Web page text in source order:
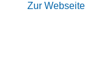
Zur Webseite